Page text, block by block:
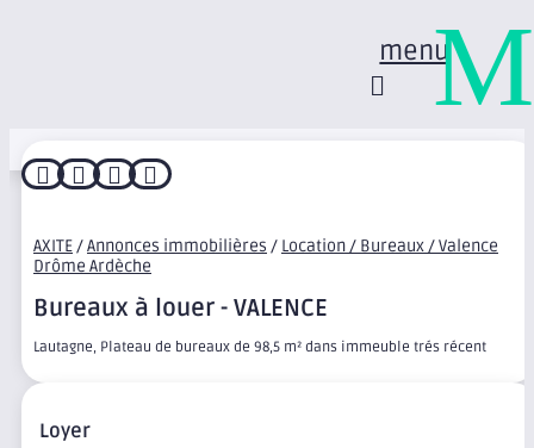
menu
   
AXITE/Annonces immobilières / Location / Bureaux / Valence
Drôme Ardèche
Bureaux à louer - VALENCE
Lautagne, Plateau de bureaux de 98,5 m² dans immeuble trés récent
Loyer
M